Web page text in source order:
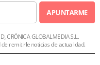
APUNTARME
CRÓNICA GLOBALMEDIA S.L.
remitirle noticias de actualidad.